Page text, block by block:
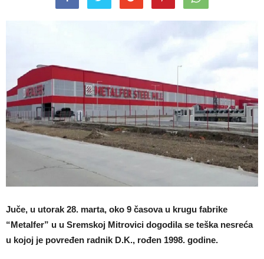
Juče, u utorak 28. marta, oko 9 časova u krugu fabrike
“Metalfer” u u Sremskoj Mitrovici dogodila se teška nesreća
u kojoj je povređen radnik D.K., rođen 1998. godine.